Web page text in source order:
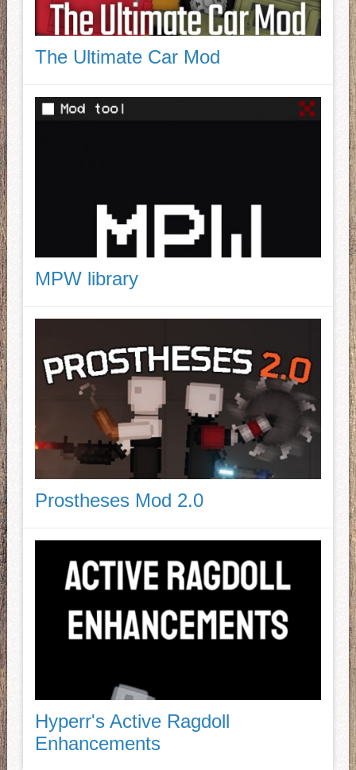
The Ultimate Car Mod
MPW library
Prostheses Mod 2.0
Hyperr's Active Ragdoll
Enhancements